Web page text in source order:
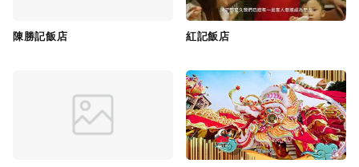
陳勝記飯店 紅記飯店